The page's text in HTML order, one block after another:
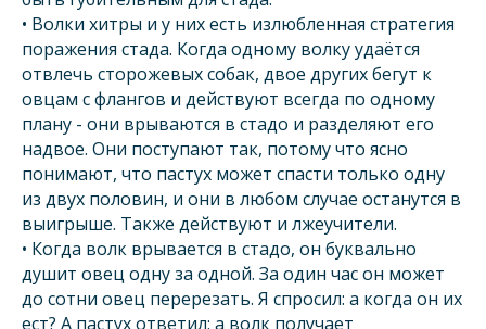
• Волки хитры и у них есть излюбленная стратегия
поражения стада. Когда одному волку удаётся
отвлечь сторожевых собак, двое других бегут к
овцам с флангов и действуют всегда по одному
плану - они врываются в стадо и разделяют его
надвое. Они поступают так, потому что ясно
понимают, что пастух может спасти только одну
из двух половин, и они в любом случае останутся в
выигрыше. Также действуют и лжеучители.
• Когда волк врывается в стадо, он буквально
душит овец одну за одной. За один час он может
до сотни овец перерезать. Я спросил: а когда он их
ест? А пастух ответил: а волк получает